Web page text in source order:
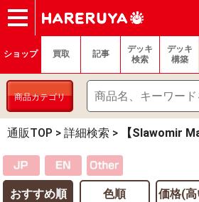
ショップ
買取
記事
デッキ検索
デッキ構築
選手一覧
店舗一覧
イベント
ヘルプ
お問い合わせ ログイン／会員
マイページ
ショップ 買取 記事
デッキ
検索
デッキ
構築
商品カテゴリ
通販TOP > 詳細検索 > 【Slawomir
おすすめ順 色順 価格(